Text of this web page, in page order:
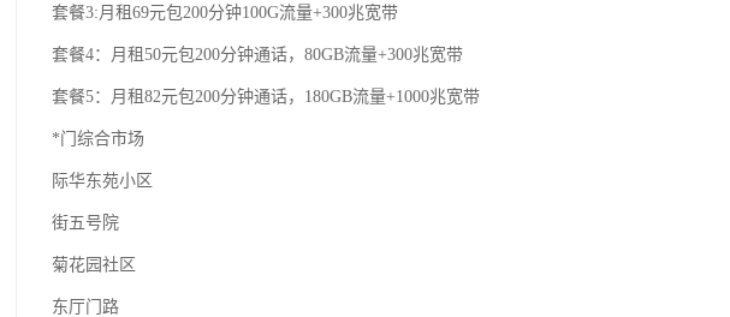
套餐3:月租69元包200分钟100G流量+300兆宽带
套餐4：月租50元包200分钟通话，80GB流量+300兆宽带
套餐5：月租82元包200分钟通话，180GB流量+1000兆宽带
*门综合市场
际华东苑小区
街五号院
菊花园社区
东厅门路